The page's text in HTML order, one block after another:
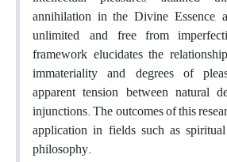
annihilation in the Divine Essence,
unlimited, and free from
framework elucidates the
immateriality and degrees of
apparent tension between natural
injunctions. The outcomes of this
application in fields such as
philosophy.